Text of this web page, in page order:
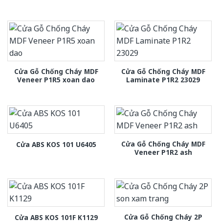
Cửa Gỗ Chống Cháy MDF
Veneer P1R5 xoan dao
Cửa Gỗ Chống Cháy MDF
Laminate P1R2 23029
Cửa ABS KOS 101 U6405
Cửa Gỗ Chống Cháy MDF
Veneer P1R2 ash
Cửa ABS KOS 101F K1129
Cửa Gỗ Chống Cháy 2P